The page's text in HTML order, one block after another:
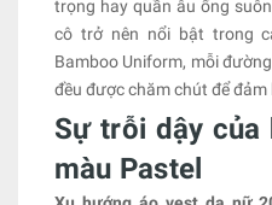
trọng hay quần âu ống
cô trở nên nổi bật trong
Bamboo Uniform, mỗi
đều được chăm chút để đảm
Sự trỗi dậy của
màu Pastel